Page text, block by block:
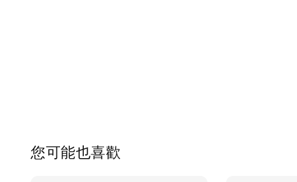
您可能也喜歡